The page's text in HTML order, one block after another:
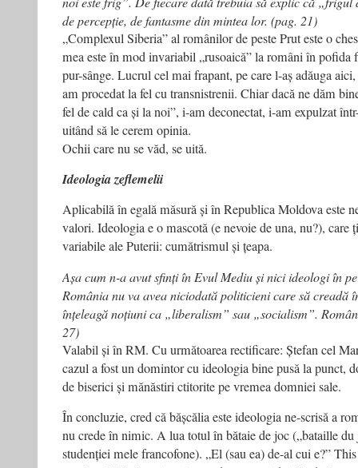
de percepție, de fantasme din mintea lor. (pag. 21)
„Complexul Siberia” al românilor de peste Prut este o
mea este în mod invariabil „rusoaică” la români în pofida
pur-sânge. Lucrul cel mai frapant, pe care l-aș adăuga
am procedat la fel cu transnistrenii. Chiar dacă ne dăm
fel de cald ca și la noi”, i-am deconectat, i-am expulzat
uitând să le cerem opinia.
Ochii care nu se văd, se uită.
Ideologia zeflemelii
Aplicabilă în egală măsură și în Republica Moldova este
valori. Ideologia e o mascotă (e nevoie de una, nu?), care
variabile ale Puterii: cumătrismul și țeapa.
Așa cum n-a avut sfinți în Evul Mediu și nici ideologi în
România nu va avea niciodată politicieni care să creadă
înțeleagă noțiuni ca „liberalism” sau „socialism”.
27)
Valabil și în RM. Cu următoarea rectificare: Ștefan cel
cazul a fost un domintor cu ideologia bine pusă la punct,
de biserici și mănăstiri ctitorite pe vremea domniei sale.
În concluzie, cred că bășcălia este ideologia ne-scrisă a
nu crede în nimic. A lua totul în bătaie de joc („bataille
studenției mele francofone). „El (sau ea) de-al cui e?”